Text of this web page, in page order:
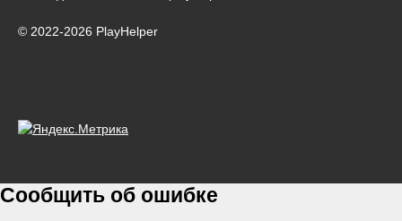
© 2022-2026 PlayHelper
Сообщить об ошибке